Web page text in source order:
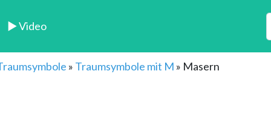
► Video
» Traumsymbole mit M » Masern